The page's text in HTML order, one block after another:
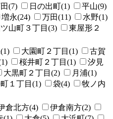
(7) 日の出町(1)
平山(9)
増永(24) 万田(11)
水野(1)
ツ山町３丁目(3)
東屋形２
大園町２丁目(1)
古賀
桜井町２丁目(1)
汐見
大黒町２丁目(2)
月浦(1)
１丁目(1) 袋(4)
牧ノ内
倉北方(4)
伊倉南方(2)